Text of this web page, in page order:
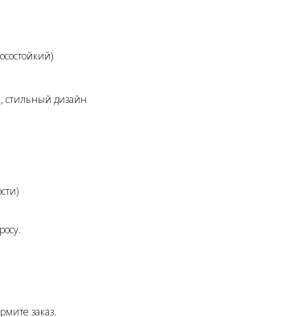
стильный дизайн
заказ.